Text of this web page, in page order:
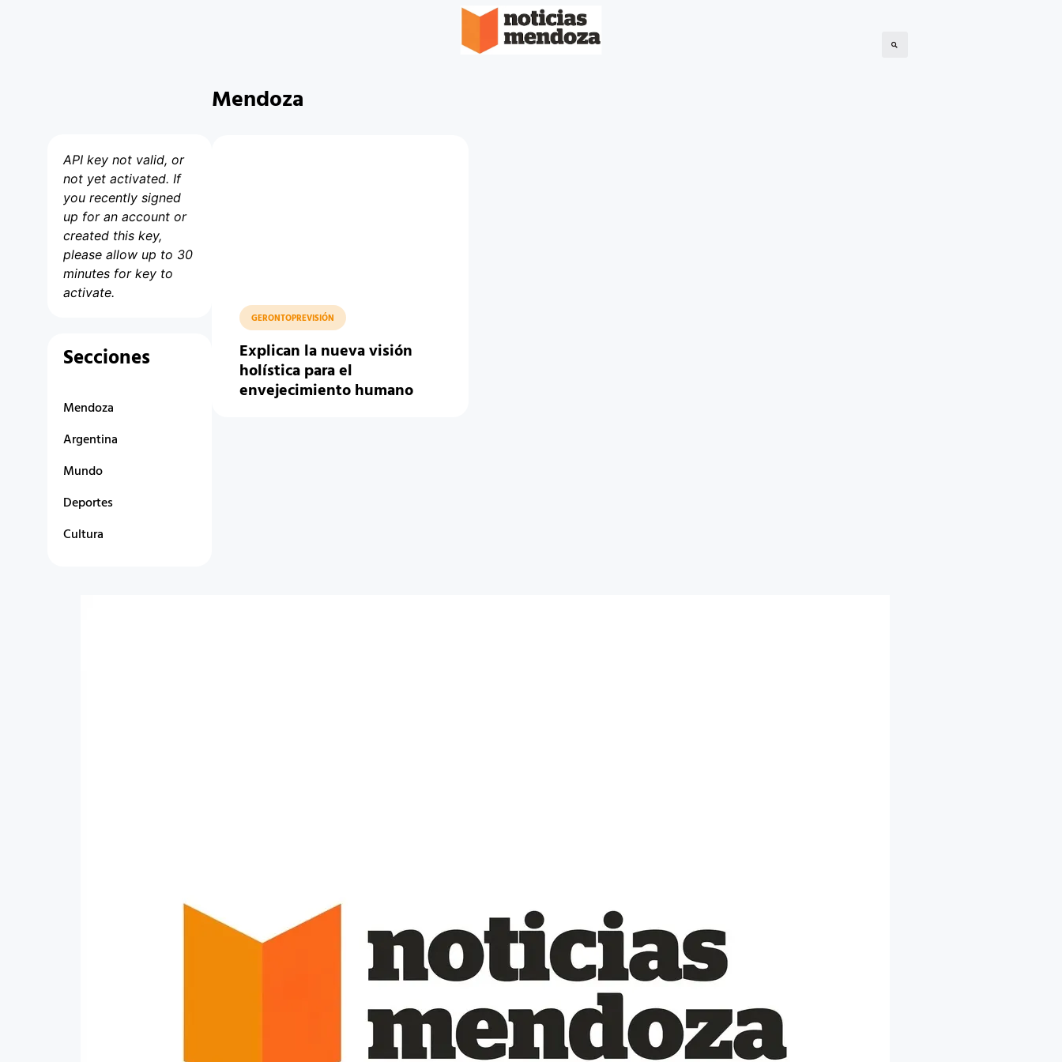
API key not valid, or
not yet activated. If
you recently signed
up for an account or
created this key,
please allow up to 30
minutes for key to
activate.
Secciones
Mendoza
Argentina
Mundo
Deportes
Cultura
Mendoza
GERONTOPREVISIÓN
Explican la nueva visión
holística para el
envejecimiento humano